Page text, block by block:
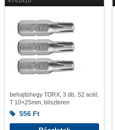
behajtóhegy TORX, 3 db, S2 acél;
T 10×25mm, bliszteren
556 Ft